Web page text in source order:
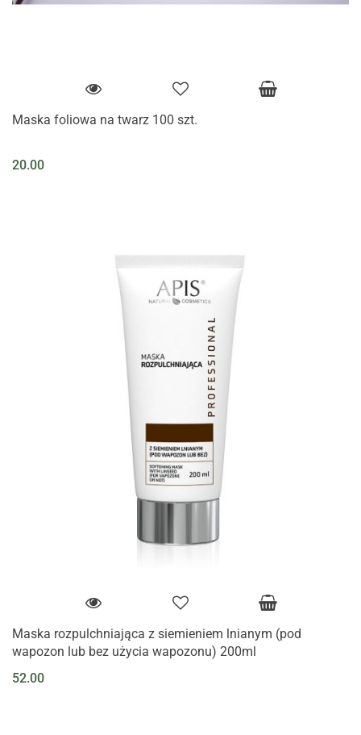
Maska foliowa na twarz 100 szt.
20.00
Maska rozpulchniająca z siemieniem lnianym (pod
wapozon lub bez użycia wapozonu) 200ml
52.00